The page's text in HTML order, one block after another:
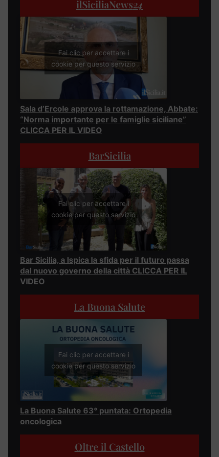
ilSiciliaNews24
Fai clic per accettare i
cookie per questo servizio
Sala d’Ercole approva la rottamazione, Abbate:
“Norma importante per le famiglie siciliane”
CLICCA PER IL VIDEO
BarSicilia
Fai clic per accettare i
cookie per questo servizio
Bar Sicilia, a Ispica la sfida per il futuro passa
dal nuovo governo della città CLICCA PER IL
VIDEO
La Buona Salute
Fai clic per accettare i
cookie per questo servizio
La Buona Salute 63° puntata: Ortopedia
oncologica
Oltre il Castello